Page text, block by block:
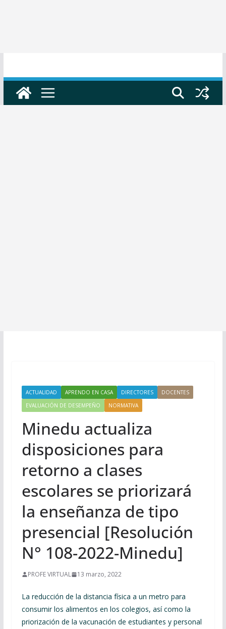
ACTUALIDAD APRENDO EN CASA DIRECTORES
DOCENTES
EVALUACIÓN DE DESEMPEÑO
NORMATIVA
Minedu actualiza
disposiciones para
retorno a clases
escolares se priorizará
la enseñanza de tipo
presencial [Resolución
N° 108-2022-Minedu]
PROFE VIRTUAL 13 marzo, 2022
La reducción de la distancia física a un metro para
consumir los alimentos en los colegios, así como la
priorización de la vacunación de estudiantes y personal